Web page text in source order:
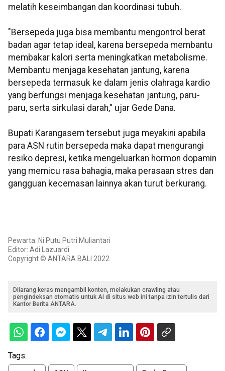
melatih keseimbangan dan koordinasi tubuh.
"Bersepeda juga bisa membantu mengontrol berat
badan agar tetap ideal, karena bersepeda membantu
membakar kalori serta meningkatkan metabolisme.
Membantu menjaga kesehatan jantung, karena
bersepeda termasuk ke dalam jenis olahraga kardio
yang berfungsi menjaga kesehatan jantung, paru-
paru, serta sirkulasi darah," ujar Gede Dana.
Bupati Karangasem tersebut juga meyakini apabila
para ASN rutin bersepeda maka dapat mengurangi
resiko depresi, ketika mengeluarkan hormon dopamin
yang memicu rasa bahagia, maka perasaan stres dan
gangguan kecemasan lainnya akan turut berkurang.
Pewarta: Ni Putu Putri Muliantari
Editor: Adi Lazuardi
Copyright © ANTARA BALI 2022
Dilarang keras mengambil konten, melakukan crawling atau
pengindeksan otomatis untuk AI di situs web ini tanpa izin tertulis dari
Kantor Berita ANTARA.
Tags: